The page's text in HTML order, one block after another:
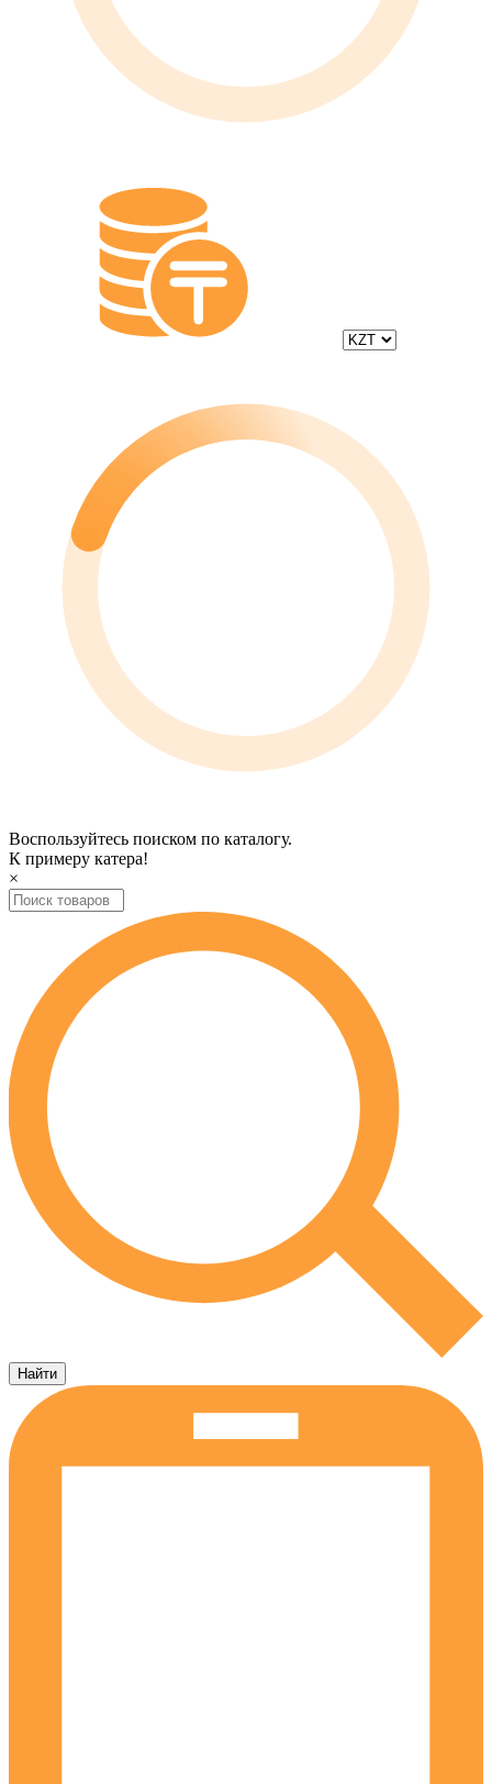
Воспользуйтесь поиском по каталогу.
К примеру катера!
×